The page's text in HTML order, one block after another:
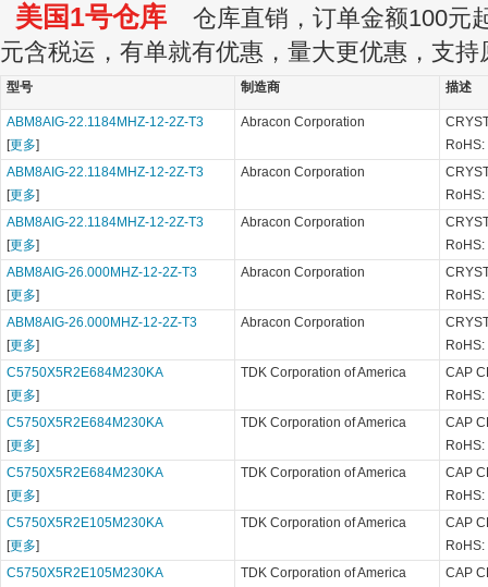
美国1号仓库 仓库直销，订单金额100元
元含税运，有单就有优惠，量大更优惠，支持
型号 制造商 描述
ABM8AIG-22.1184MHZ-12-2Z-T3
[更多]
Abracon Corporation
ABM8AIG-22.1184MHZ-12-2Z-T3
[更多]
Abracon Corporation
ABM8AIG-22.1184MHZ-12-2Z-T3
[更多]
Abracon Corporation
ABM8AIG-26.000MHZ-12-2Z-T3
[更多]
Abracon Corporation
ABM8AIG-26.000MHZ-12-2Z-T3
[更多]
Abracon Corporation
C5750X5R2E684M230KA
[更多]
TDK Corporation of America
CAP
C5750X5R2E684M230KA
[更多]
TDK Corporation of America
CAP
C5750X5R2E684M230KA
[更多]
TDK Corporation of America
CAP
C5750X5R2E105M230KA
[更多]
TDK Corporation of America
CAP
C5750X5R2E105M230KA
TDK Corporation of America
CAP